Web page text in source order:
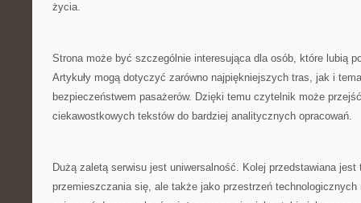
życia.
Strona może być szczególnie interesująca dla osób, które lubią
Artykuły mogą dotyczyć zarówno najpiękniejszych tras, jak i
bezpieczeństwem pasażerów. Dzięki temu czytelnik może
ciekawostkowych tekstów do bardziej analitycznych opracowań.
Dużą zaletą serwisu jest uniwersalność. Kolej przedstawiana
przemieszczania się, ale także jako przestrzeń technologicznych